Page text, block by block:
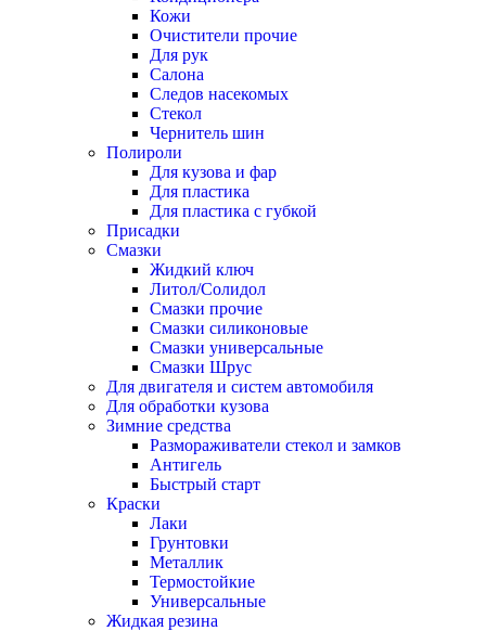
Кожи
Очистители прочие
Для рук
Салона
Следов насекомых
Стекол
Чернитель шин
Полироли
Для кузова и фар
Для пластика
Для пластика с губкой
Присадки
Смазки
Жидкий ключ
Литол/Солидол
Смазки прочие
Смазки силиконовые
Смазки универсальные
Смазки Шрус
Для двигателя и систем автомобиля
Для обработки кузова
Зимние средства
Размораживатели стекол и замков
Антигель
Быстрый старт
Краски
Лаки
Грунтовки
Металлик
Термостойкие
Универсальные
Жидкая резина